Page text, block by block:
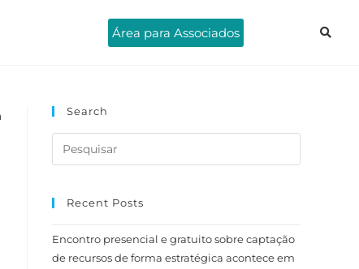
Área para Associados
Search
Recent Posts
Encontro presencial e gratuito sobre captação
de recursos de forma estratégica acontece em